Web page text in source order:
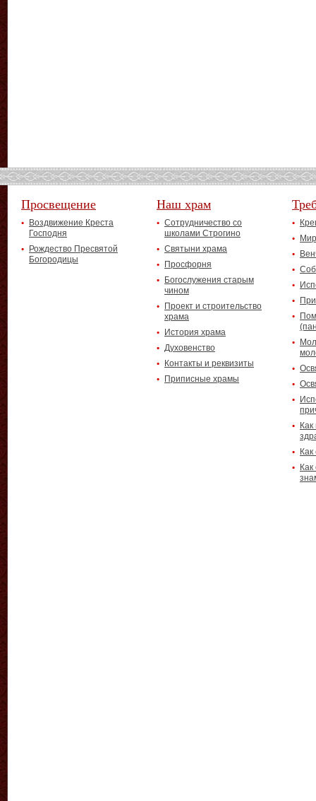
Просвещение
Воздвижение Креста
Господня
Рождество Пресвятой
Богородицы
Наш храм
Сотрудничество со
школами Строгино
Святыни храма
Просфорня
Богослужения старым
чином
Проект и строительство
храма
История храма
Духовенство
Контакты и реквизиты
Приписные храмы
Как